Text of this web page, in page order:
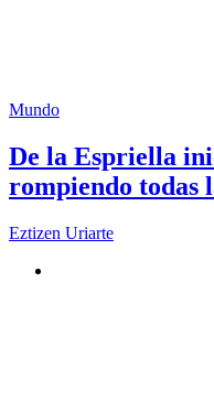
Mundo
De la Espriella
rompiendo todas
Eztizen Uriarte